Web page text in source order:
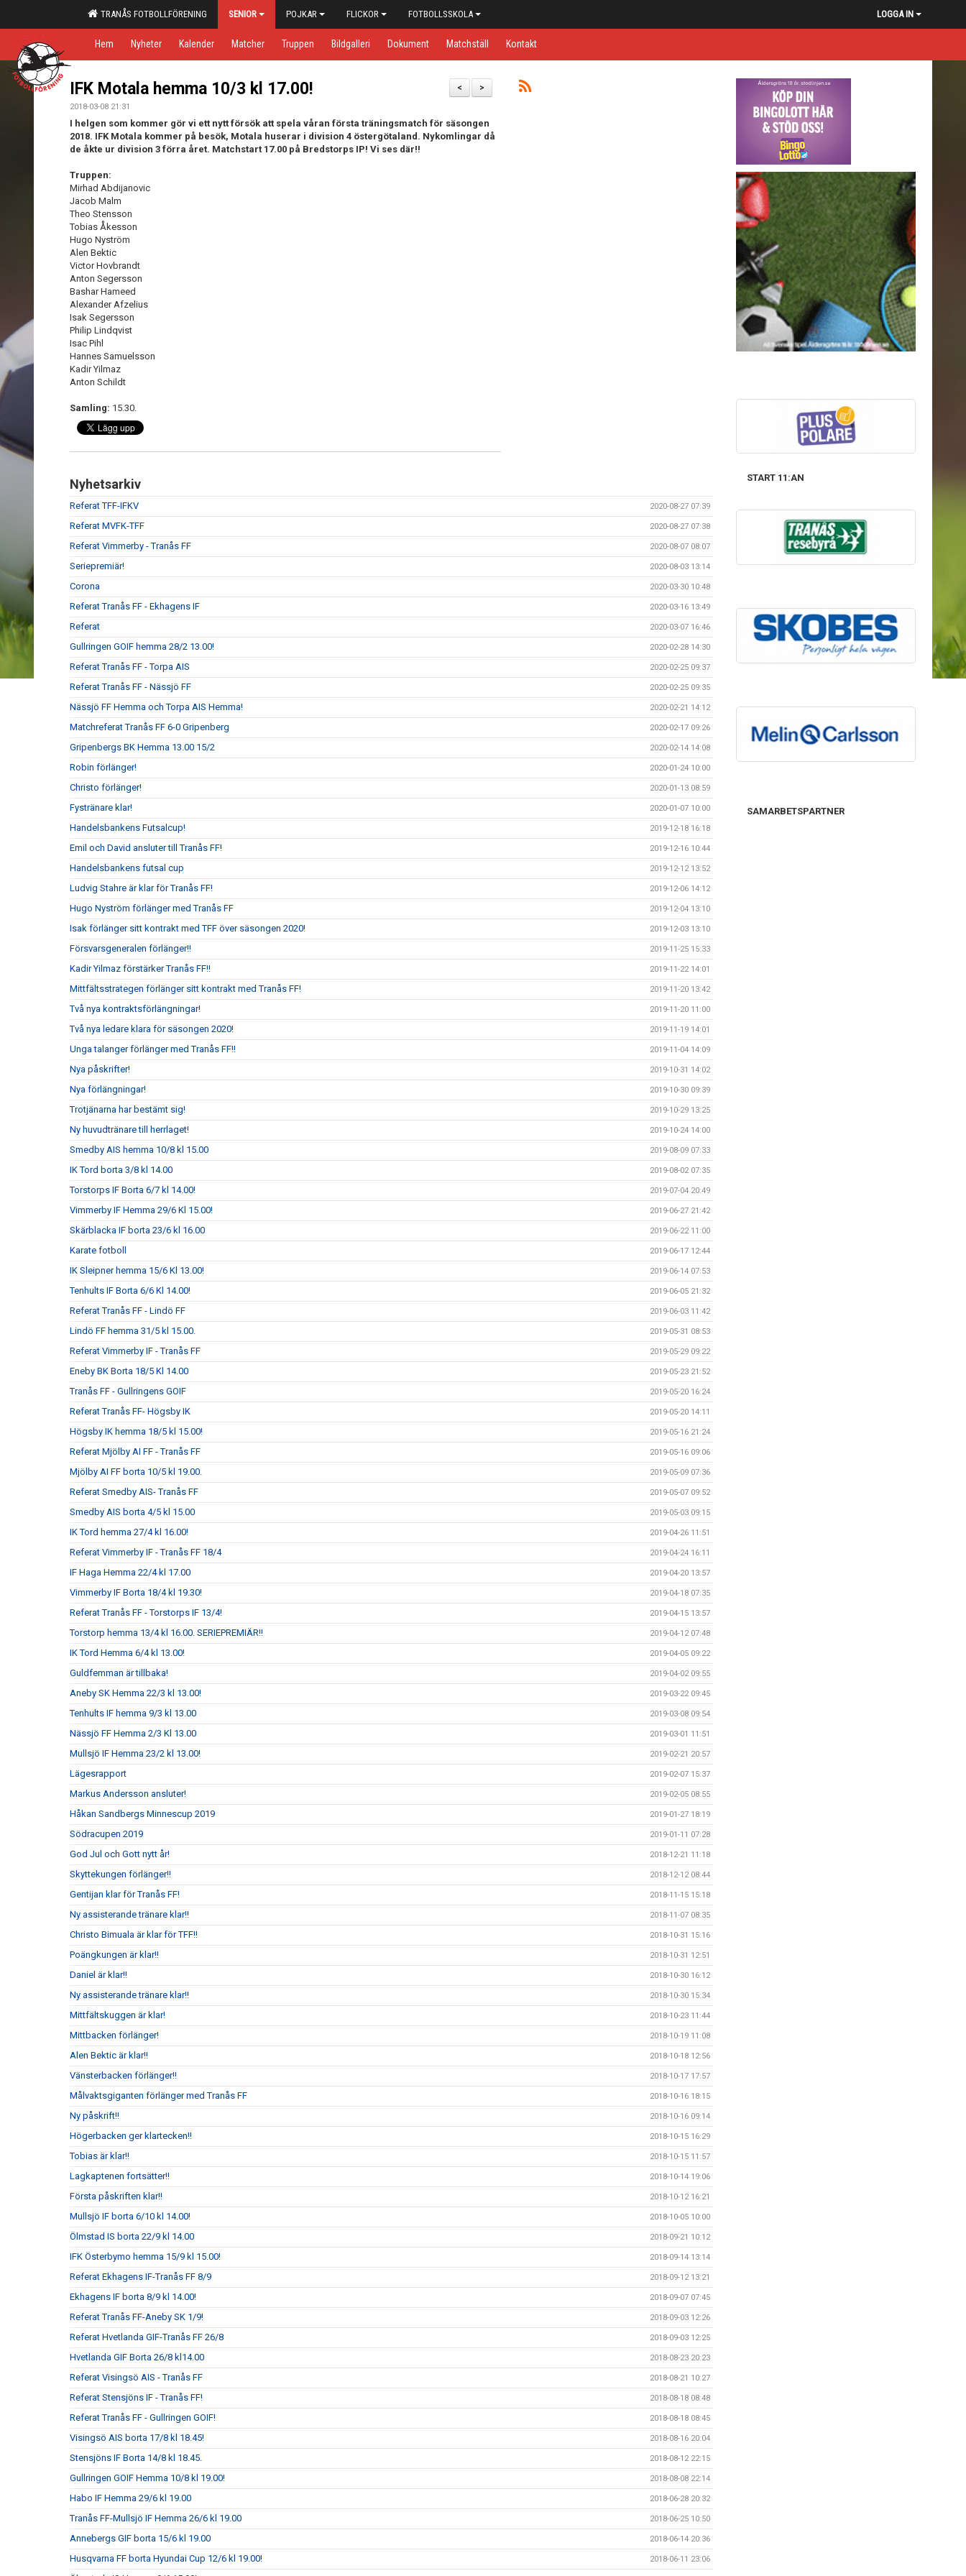
TRANÅS FOTBOLLFÖRENING SENIOR POJKAR FLICKOR FOTBOLLSSKOLA LOGGA IN
Hem Nyheter Kalender Matcher Truppen Bildgalleri Dokument Matchställ Kontakt
>
<
IFK Motala hemma 10/3 kl 17.00!
2018-03-08 21:31
I helgen som kommer gör vi ett nytt försök att spela våran första träningsmatch för säsongen
2018. IFK Motala kommer på besök, Motala huserar i division 4 östergötaland. Nykomlingar då
de åkte ur division 3 förra året. Matchstart 17.00 på Bredstorps IP! Vi ses där!!
Truppen:
Mirhad Abdijanovic
Jacob Malm
Theo Stensson
Tobias Åkesson
Hugo Nyström
Alen Bektic
Victor Hovbrandt
Anton Segersson
Bashar Hameed
Alexander Afzelius
Isak Segersson
Philip Lindqvist
Isac Pihl
Hannes Samuelsson
Kadir Yilmaz
Anton Schildt
Samling: 15.30.
Nyhetsarkiv
Referat TFF-IFKV 2020-08-27 07:39
Referat MVFK-TFF 2020-08-27 07:38
Referat Vimmerby - Tranås FF 2020-08-07 08:07
Seriepremiär! 2020-08-03 13:14
Corona 2020-03-30 10:48
Referat Tranås FF - Ekhagens IF 2020-03-16 13:49
Referat 2020-03-07 16:46
Gullringen GOIF hemma 28/2 13.00! 2020-02-28 14:30
Referat Tranås FF - Torpa AIS 2020-02-25 09:37
Referat Tranås FF - Nässjö FF 2020-02-25 09:35
Nässjö FF Hemma och Torpa AIS Hemma! 2020-02-21 14:12
Matchreferat Tranås FF 6-0 Gripenberg 2020-02-17 09:26
Gripenbergs BK Hemma 13.00 15/2 2020-02-14 14:08
Robin förlänger! 2020-01-24 10:00
Christo förlänger! 2020-01-13 08:59
Fystränare klar! 2020-01-07 10:00
Handelsbankens Futsalcup! 2019-12-18 16:18
Emil och David ansluter till Tranås FF! 2019-12-16 10:44
Handelsbankens futsal cup 2019-12-12 13:52
Ludvig Stahre är klar för Tranås FF! 2019-12-06 14:12
Hugo Nyström förlänger med Tranås FF 2019-12-04 13:10
Isak förlänger sitt kontrakt med TFF över säsongen 2020! 2019-12-03 13:10
Försvarsgeneralen förlänger!! 2019-11-25 15:33
Kadir Yilmaz förstärker Tranås FF!! 2019-11-22 14:01
Mittfältsstrategen förlänger sitt kontrakt med Tranås FF! 2019-11-20 13:42
Två nya kontraktsförlängningar! 2019-11-20 11:00
Två nya ledare klara för säsongen 2020! 2019-11-19 14:01
Unga talanger förlänger med Tranås FF!! 2019-11-04 14:09
Nya påskrifter! 2019-10-31 14:02
Nya förlängningar! 2019-10-30 09:39
Trotjänarna har bestämt sig! 2019-10-29 13:25
Ny huvudtränare till herrlaget! 2019-10-24 14:00
Smedby AIS hemma 10/8 kl 15.00 2019-08-09 07:33
IK Tord borta 3/8 kl 14.00 2019-08-02 07:35
Torstorps IF Borta 6/7 kl 14.00! 2019-07-04 20:49
Vimmerby IF Hemma 29/6 Kl 15.00! 2019-06-27 21:42
Skärblacka IF borta 23/6 kl 16.00 2019-06-22 11:00
Karate fotboll 2019-06-17 12:44
IK Sleipner hemma 15/6 Kl 13.00! 2019-06-14 07:53
Tenhults IF Borta 6/6 Kl 14.00! 2019-06-05 21:32
Referat Tranås FF - Lindö FF 2019-06-03 11:42
Lindö FF hemma 31/5 kl 15.00. 2019-05-31 08:53
Referat Vimmerby IF - Tranås FF 2019-05-29 09:22
Eneby BK Borta 18/5 Kl 14.00 2019-05-23 21:52
Tranås FF - Gullringens GOIF 2019-05-20 16:24
Referat Tranås FF- Högsby IK 2019-05-20 14:11
Högsby IK hemma 18/5 kl 15.00! 2019-05-16 21:24
Referat Mjölby AI FF - Tranås FF 2019-05-16 09:06
Mjölby AI FF borta 10/5 kl 19.00. 2019-05-09 07:36
Referat Smedby AIS- Tranås FF 2019-05-07 09:52
Smedby AIS borta 4/5 kl 15.00 2019-05-03 09:15
IK Tord hemma 27/4 kl 16.00! 2019-04-26 11:51
Referat Vimmerby IF - Tranås FF 18/4 2019-04-24 16:11
IF Haga Hemma 22/4 kl 17.00 2019-04-20 13:57
Vimmerby IF Borta 18/4 kl 19.30! 2019-04-18 07:35
Referat Tranås FF - Torstorps IF 13/4! 2019-04-15 13:57
Torstorp hemma 13/4 kl 16.00. SERIEPREMIÄR!! 2019-04-12 07:48
IK Tord Hemma 6/4 kl 13.00! 2019-04-05 09:22
Guldfemman är tillbaka! 2019-04-02 09:55
Aneby SK Hemma 22/3 kl 13.00! 2019-03-22 09:45
Tenhults IF hemma 9/3 kl 13.00 2019-03-08 09:54
Nässjö FF Hemma 2/3 Kl 13.00 2019-03-01 11:51
Mullsjö IF Hemma 23/2 kl 13.00! 2019-02-21 20:57
Lägesrapport 2019-02-07 15:37
Markus Andersson ansluter! 2019-02-05 08:55
Håkan Sandbergs Minnescup 2019 2019-01-27 18:19
Södracupen 2019 2019-01-11 07:28
God Jul och Gott nytt år! 2018-12-21 11:18
Skyttekungen förlänger!! 2018-12-12 08:44
Gentijan klar för Tranås FF! 2018-11-15 15:18
Ny assisterande tränare klar!! 2018-11-07 08:35
Christo Bimuala är klar för TFF!! 2018-10-31 15:16
Poängkungen är klar!! 2018-10-31 12:51
Daniel är klar!! 2018-10-30 16:12
Ny assisterande tränare klar!! 2018-10-30 15:34
Mittfältskuggen är klar! 2018-10-23 11:44
Mittbacken förlänger! 2018-10-19 11:08
Alen Bektic är klar!! 2018-10-18 12:56
Vänsterbacken förlänger!! 2018-10-17 17:57
Målvaktsgiganten förlänger med Tranås FF 2018-10-16 18:15
Ny påskrift!! 2018-10-16 09:14
Högerbacken ger klartecken!! 2018-10-15 16:29
Tobias är klar!! 2018-10-15 11:57
Lagkaptenen fortsätter!! 2018-10-14 19:06
Första påskriften klar!! 2018-10-12 16:21
Mullsjö IF borta 6/10 kl 14.00! 2018-10-05 10:00
Ölmstad IS borta 22/9 kl 14.00 2018-09-21 10:12
IFK Österbymo hemma 15/9 kl 15.00! 2018-09-14 13:14
Referat Ekhagens IF-Tranås FF 8/9 2018-09-12 13:21
Ekhagens IF borta 8/9 kl 14.00! 2018-09-07 07:45
Referat Tranås FF-Aneby SK 1/9! 2018-09-03 12:26
Referat Hvetlanda GIF-Tranås FF 26/8 2018-09-03 12:25
Hvetlanda GIF Borta 26/8 kl14.00 2018-08-23 20:23
Referat Visingsö AIS - Tranås FF 2018-08-21 10:27
Referat Stensjöns IF - Tranås FF! 2018-08-18 08:48
Referat Tranås FF - Gullringen GOIF! 2018-08-18 08:45
Visingsö AIS borta 17/8 kl 18.45! 2018-08-16 20:04
Stensjöns IF Borta 14/8 kl 18.45. 2018-08-12 22:15
Gullringen GOIF Hemma 10/8 kl 19.00! 2018-08-08 22:14
Habo IF Hemma 29/6 kl 19.00 2018-06-28 20:32
Tranås FF-Mullsjö IF Hemma 26/6 kl 19.00 2018-06-25 10:50
Annebergs GIF borta 15/6 kl 19.00 2018-06-14 20:36
Husqvarna FF borta Hyundai Cup 12/6 kl 19.00! 2018-06-11 23:06
START 11:AN
SAMARBETSPARTNER